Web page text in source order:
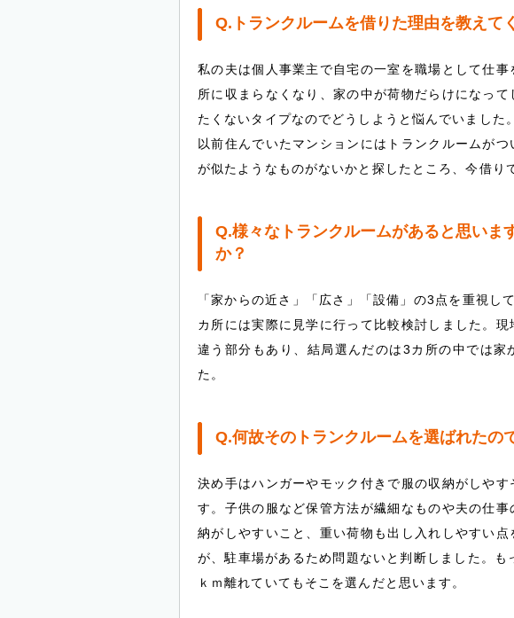
Q.トランクルームを借りた理由を教えて
私の夫は個人事業主で自宅の一室を職場として仕
所に収まらなくなり、家の中が荷物だらけになっ
たくないタイプなのでどうしようと悩んでいました。
以前住んでいたマンションにはトランクルームが
が似たようなものがないかと探したところ、今借り
Q.様々なトランクルームがあると思いま
か？
「家からの近さ」「広さ」「設備」の3点を重視し
カ所には実際に見学に行って比較検討しました。
違う部分もあり、結局選んだのは3カ所の中では
た。
Q.何故そのトランクルームを選ばれたの
決め手はハンガーやモック付きで服の収納がしや
す。子供の服など保管方法が繊細なものや夫の仕
納がしやすいこと、重い荷物も出し入れしやすい
が、駐車場があるため問題ないと判断しました。
ｋｍ離れていてもそこを選んだと思います。